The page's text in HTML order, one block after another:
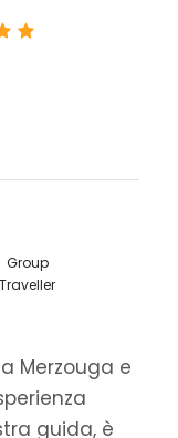
Group
Traveller
Merzouga e
guida, è